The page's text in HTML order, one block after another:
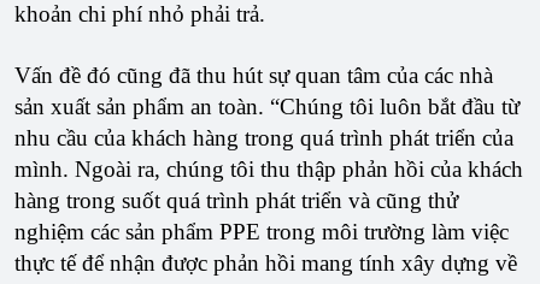
khoản chi phí nhỏ phải trả.
Vấn đề đó cũng đã thu hút sự quan tâm của các nhà
sản xuất sản phẩm an toàn. “Chúng tôi luôn bắt đầu từ
nhu cầu của khách hàng trong quá trình phát triển của
mình. Ngoài ra, chúng tôi thu thập phản hồi của khách
hàng trong suốt quá trình phát triển và cũng thử
nghiệm các sản phẩm PPE trong môi trường làm việc
thực tế để nhận được phản hồi mang tính xây dựng về